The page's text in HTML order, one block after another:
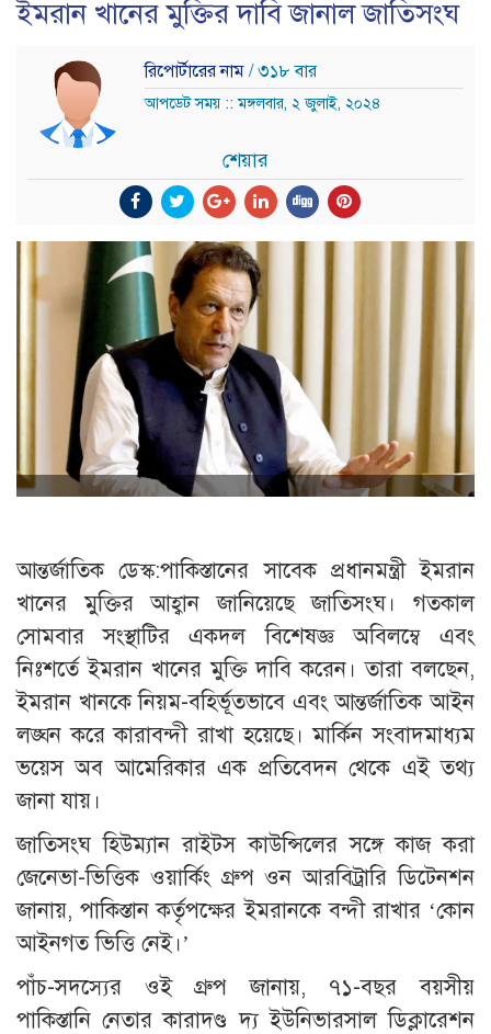
ইমরান খানের মুক্তির দাবি জানাল জাতিসংঘ
রিপোর্টারের নাম / ৩১৮ বার
আপডেট সময় :: মঙ্গলবার, ২ জুলাই, ২০২৪
শেয়ার
আন্তর্জাতিক ডেস্ক:পাকিস্তানের সাবেক প্রধানমন্ত্রী ইমরান
খানের মুক্তির আহ্বান জানিয়েছে জাতিসংঘ। গতকাল
সোমবার সংস্থাটির একদল বিশেষজ্ঞ অবিলম্বে এবং
নিঃশর্তে ইমরান খানের মুক্তি দাবি করেন। তারা বলছেন,
ইমরান খানকে নিয়ম-বহির্ভূতভাবে এবং আন্তর্জাতিক আইন
লঙ্ঘন করে কারাবন্দী রাখা হয়েছে। মার্কিন সংবাদমাধ্যম
ভয়েস অব আমেরিকার এক প্রতিবেদন থেকে এই তথ্য
জানা যায়।
জাতিসংঘ হিউম্যান রাইটস কাউন্সিলের সঙ্গে কাজ করা
জেনেভা-ভিত্তিক ওয়ার্কিং গ্রুপ ওন আরবিট্রারি ডিটেনশন
জানায়, পাকিস্তান কর্তৃপক্ষের ইমরানকে বন্দী রাখার ‘কোন
আইনগত ভিত্তি নেই।’
পাঁচ-সদস্যের ওই গ্রুপ জানায়, ৭১-বছর বয়সীয়
পাকিস্তানি নেতার কারাদণ্ড দ্য ইউনিভারসাল ডিক্লারেশন